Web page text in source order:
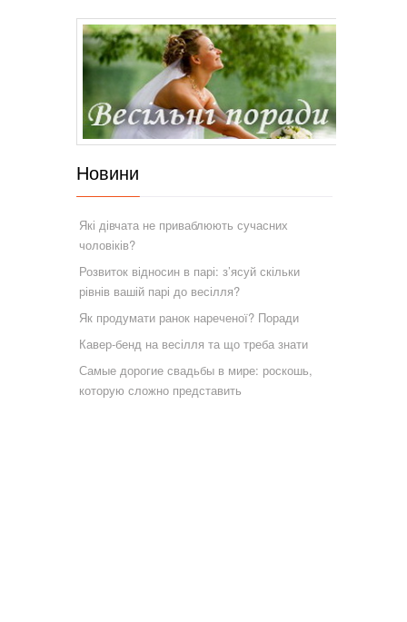
Новини
Які дівчата не приваблюють сучасних
чоловіків?
Розвиток відносин в парі: з’ясуй скільки
рівнів вашій парі до весілля?
Як продумати ранок нареченої? Поради
Кавер-бенд на весілля та що треба знати
Самые дорогие свадьбы в мире: роскошь,
которую сложно представить